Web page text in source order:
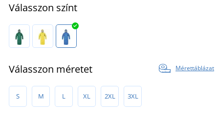
Válasszon színt
Válasszon méretet Mérettáblázat
S M L XL 2XL 3XL